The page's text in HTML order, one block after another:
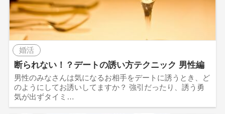
婚活
断られない！？デートの誘い方テクニック 男性編
男性のみなさんは気になるお相手をデートに誘うとき、ど
のようにしてお誘いしてますか？ 強引だったり、誘う勇
気が出ずタイミ…